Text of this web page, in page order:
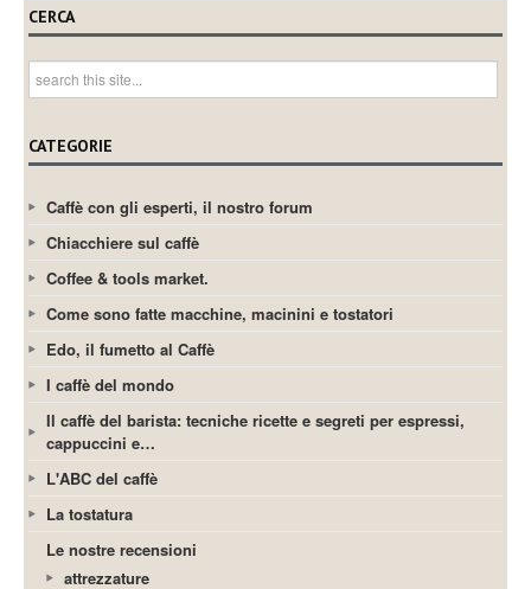
CERCA
CATEGORIE
Caffè con gli esperti, il nostro forum
Chiacchiere sul caffè
Coffee & tools market.
Come sono fatte macchine, macinini e tostatori
Edo, il fumetto al Caffè
I caffè del mondo
Il caffè del barista: tecniche ricette e segreti per espressi,
cappuccini e…
L'ABC del caffè
La tostatura
Le nostre recensioni
attrezzature